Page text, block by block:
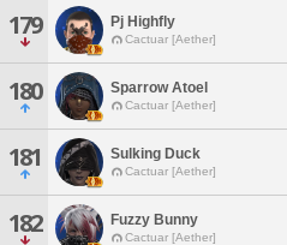
179 Pj Highfly
Cactuar [Aether]
180 Sparrow Atoel
Cactuar [Aether]
181 Sulking Duck
Cactuar [Aether]
182 Fuzzy Bunny
Cactuar [Aether]